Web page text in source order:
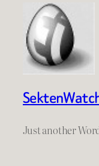
Just another